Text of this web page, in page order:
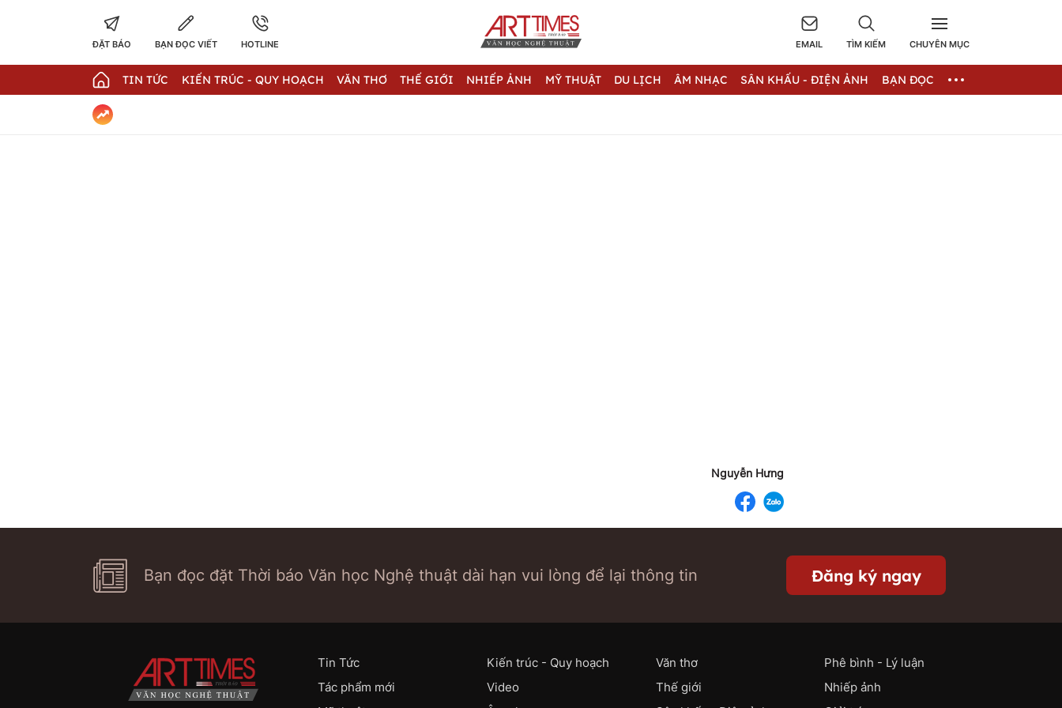
ĐẶT BÁO BẠN ĐỌC VIẾT HOTLINE EMAIL TÌM KIẾM CHUYÊN MỤC
TIN TỨC KIẾN TRÚC - QUY HOẠCH VĂN THƠ THẾ GIỚI NHIẾP ẢNH MỸ THUẬT DU LỊCH ÂM NHẠC SÂN KHẤU - ĐIỆN ẢNH BẠN ĐỌC
Nguyễn Hưng
Bạn đọc đặt Thời báo Văn học Nghệ thuật dài hạn vui lòng để lại thông tin Đăng ký ngay
Tin Tức Kiến trúc - Quy hoạch Văn thơ
Phê bình - Lý luận
Tác phẩm mới
Video Thế giới
Nhiếp ảnh